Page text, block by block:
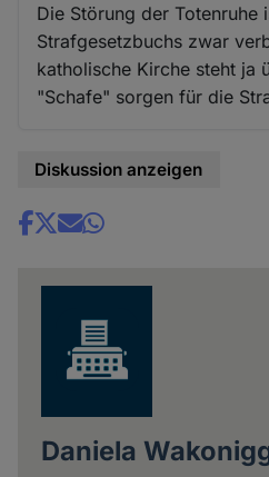
Die Störung der Totenruhe
Strafgesetzbuchs zwar
katholische Kirche steht ja
"Schafe" sorgen für die
Diskussion anzeigen
Share
Daniela